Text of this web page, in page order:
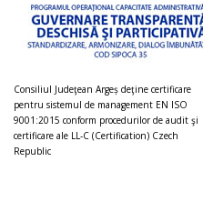
Consiliul Judeţean Argeș deţine certificare
pentru sistemul de management EN ISO
9001:2015 conform procedurilor de audit şi
certificare ale LL-C (Certification) Czech
Republic